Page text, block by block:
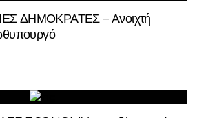
ΔΗΜΟΚΡΑΤΕΣ – Ανοιχτή